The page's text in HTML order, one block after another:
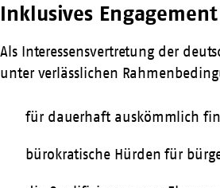
Inklusives
Als Interessensvertretung der
unter verlässlichen
für dauerhaft auskömmlich
bürokratische Hürden für